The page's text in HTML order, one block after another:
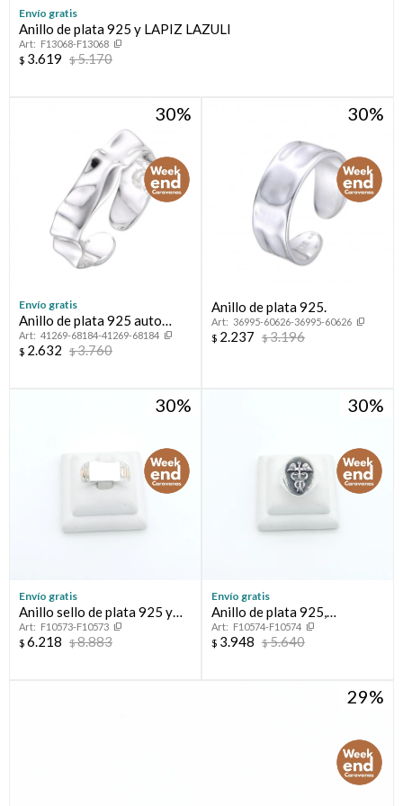
Envío gratis
Anillo de plata 925 y LAPIZ LAZULI
F13068-F13068
$ 3.619 $5.170
30
Envío gratis
Anillo de plata 925 auto
ajustable.
41269-68184-41269-68184
$ 2.632 $3.760
30
Anillo de plata 925.
36995-60626-36995-60626
$ 2.237 $3.196
30
Envío gratis
Anillo sello de plata 925 y
oro 10 ktes.
F10573-F10573
$ 6.218 $8.883
30
Envío gratis
Anillo de plata 925,
MEDICINA.
F10574-F10574
$ 3.948 $5.640
29
Compromiso